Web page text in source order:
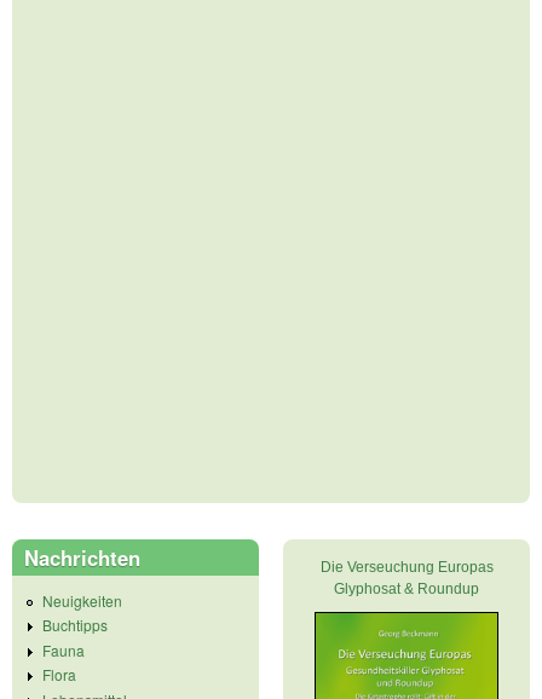
Nachrichten
Neuigkeiten
Buchtipps
Fauna
Flora
Die Verseuchung Europas
Glyphosat & Roundup